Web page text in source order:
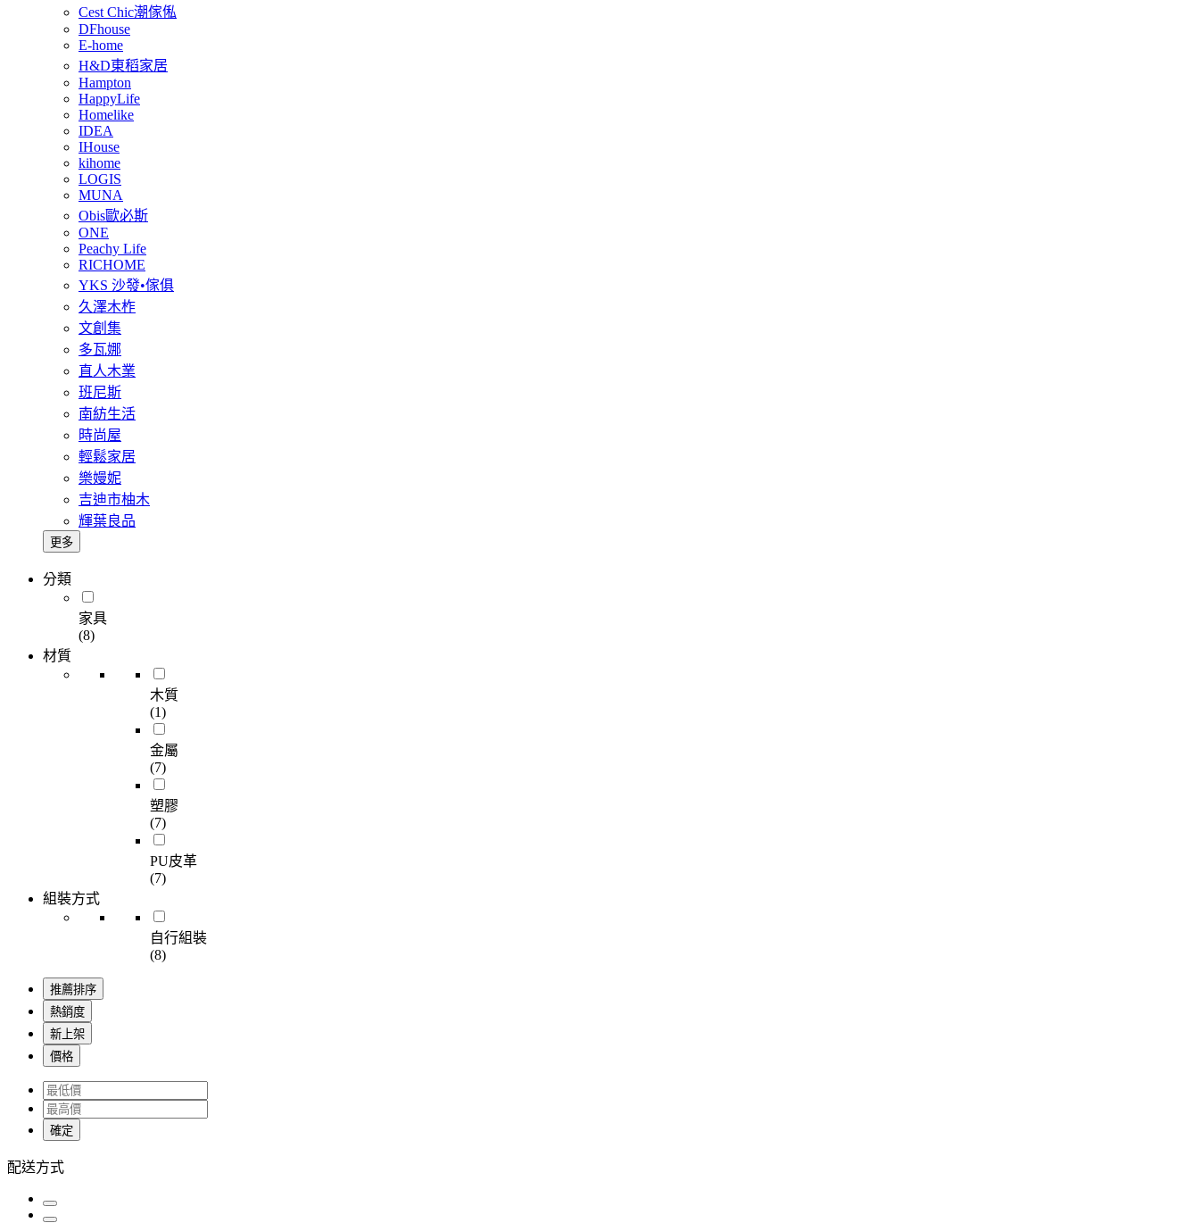
Cest Chic潮傢俬
DFhouse
E-home
H&D東稻家居
Hampton
HappyLife
Homelike
IDEA
IHouse
kihome
LOGIS
MUNA
Obis歐必斯
ONE
Peachy Life
RICHOME
YKS 沙發•傢俱
久澤木柞
文創集
多瓦娜
直人木業
班尼斯
南紡生活
時尚屋
輕鬆家居
樂嫚妮
吉迪市柚木
輝葉良品
更多
分類
家具
(8)
材質
木質
(1)
金屬
(7)
塑膠
(7)
PU皮革
(7)
組裝方式
自行組裝
(8)
推薦排序
熱銷度
新上架
價格
確定
配送方式